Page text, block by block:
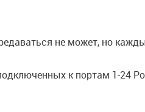
не может, но
к портам 1-24